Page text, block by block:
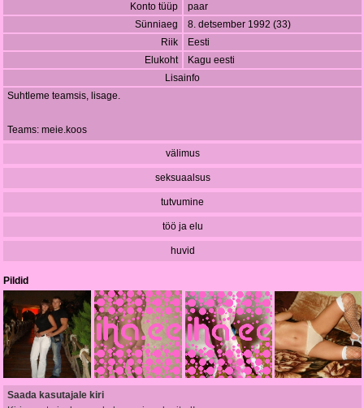
Konto tüüp
paar
Sünniaeg
8. detsember 1992 (33)
Riik
Eesti
Elukoht
Kagu eesti
Lisainfo
Suhtleme teamsis, lisage.
Teams: meie.koos
välimus
seksuaalsus
tutvumine
töö ja elu
huvid
Pildid
Saada kasutajale kiri